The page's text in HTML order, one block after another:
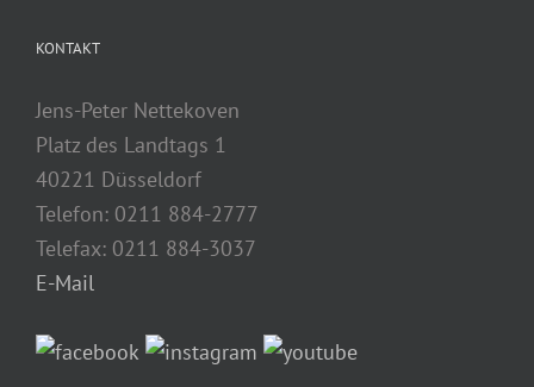
KONTAKT
Jens-Peter Nettekoven
Platz des Landtags 1
40221 Düsseldorf
Telefon: 0211 884-2777
Telefax: 0211 884-3037
E-Mail